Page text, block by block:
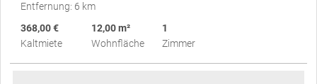
Entfernung: 6 km
368,00 €
Kaltmiete
12,00 m²
Wohnfläche
1
Zimmer